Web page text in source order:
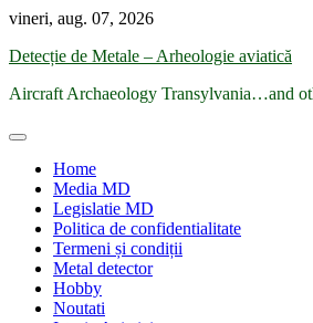
Skip
content
vineri, aug. 07, 2026
Detecție de Metale – Arheologie aviatică
Aircraft Archaeology Transylvania…and
Home
Media MD
Legislatie MD
Politica de confidentialitate
Termeni și condiții
Metal detector
Hobby
Noutati